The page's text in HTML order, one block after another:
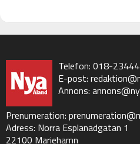
Telefon: 018-23444
E-post:
Annons:
Prenumeration:
Adress: Norra Esplanadgatan 1
22100 Mariehamn